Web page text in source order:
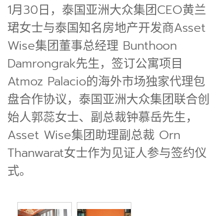
1月30日，泰国亚洲大众集团CEO黄兰
珺女士与泰国知名房地产开发商Asset
Wise集团董事总经理 Bunthoon
Damrongrak先生，签订公寓项目
Atmoz Palacio的海外市场独家代理包
盘合作协议，泰国亚洲大众集团联合创
始人郭蕊女士、副总裁钟慕岳先生，
Asset Wise集团助理副总裁 Orn
Thanwarat女士作为见证人参与签约仪
式。